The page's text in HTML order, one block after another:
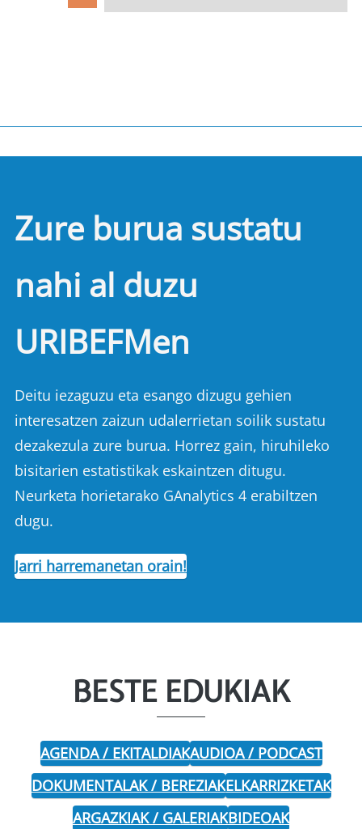
Zure burua sustatu
nahi al duzu
URIBEFMen
Deitu iezaguzu eta esango dizugu gehien
interesatzen zaizun udalerrietan soilik sustatu
dezakezula zure burua. Horrez gain, hiruhileko
bisitarien estatistikak eskaintzen ditugu.
Neurketa horietarako GAnalytics 4 erabiltzen
dugu.
Jarri harremanetan orain!
BESTE EDUKIAK
AGENDA / EKITALDIAKAUDIOA / PODCAST
DOKUMENTALAK / BEREZIAKELKARRIZKETAK
ARGAZKIAK / GALERIAKBIDEOAK